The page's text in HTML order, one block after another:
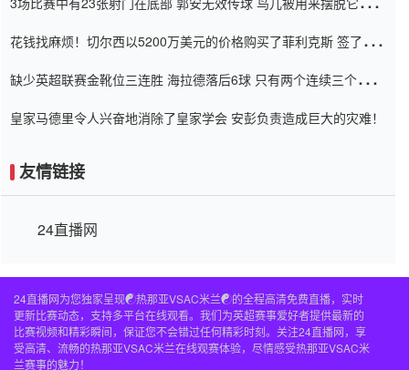
花钱找麻烦！切尔西以5200万美元的价格购买了菲利克斯 签了7年
缺少英超联赛金靴位三连胜 海拉德落后6球 只有两个连续三个连续
皇家马德里令人兴奋地消除了皇家学会 安彭负责造成巨大的灾难！
友情链接
24直播网
24直播网为您独家呈现☯️热那亚VSAC米兰☯️的全程高清免费直播，实时
更新比赛动态，支持多平台在线观看。我们为英超赛事爱好者提供最新的
比赛视频和精彩瞬间，保证您不会错过任何精彩时刻。关注24直播网，享
受高清、流畅的热那亚VSAC米兰在线观赛体验，尽情感受热那亚VSAC米
兰赛事的魅力！